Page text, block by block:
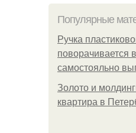
Популярные
Ручка
поворачивается
самостояльно
Золото и
квартира в